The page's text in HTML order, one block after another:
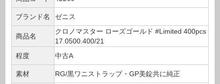
ブランド名 ゼニス
商品名
クロノマスター ローズゴールド #Limited 400pcs
17.0500.400/21
程度
中古A
素材 RG/黒ワニストラップ・GP美錠共に純正